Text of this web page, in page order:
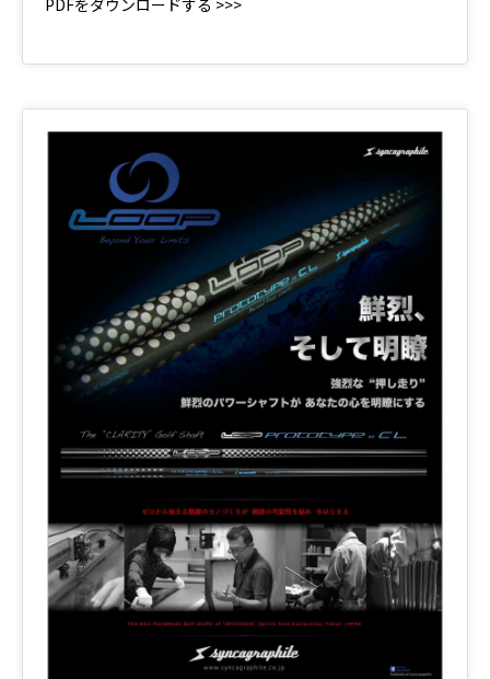
PDFをダウンロードする >>>